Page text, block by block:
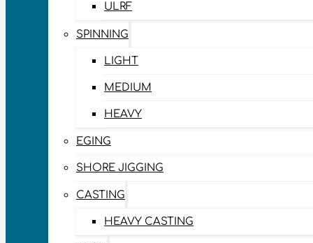
ULRF
SPINNING
LIGHT
MEDIUM
HEAVY
EGING
SHORE JIGGING
CASTING
HEAVY CASTING